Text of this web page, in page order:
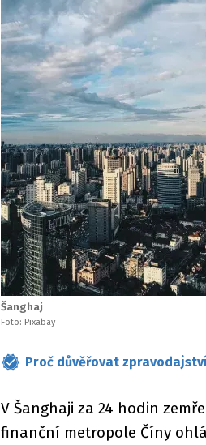
Šanghaj
Foto: Pixabay
Proč důvěřovat
V Šanghaji za 24 hodin
finanční metropole Číny